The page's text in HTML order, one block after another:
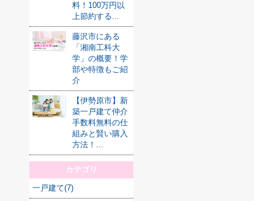
料！100万円以
上節約する...
藤沢市にある
「湘南工科大
学」の概要！学
部や特徴もご紹
介
【伊勢原市】新
築一戸建て仲介
手数料無料の仕
組みと賢い購入
方法！...
カテゴリ
一戸建て(7)